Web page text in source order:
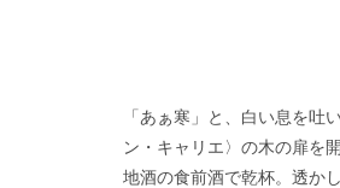
「あぁ寒」と、白い息を
ン・キャリエ〉の木の扉を
地酒の食前酒で乾杯。透か